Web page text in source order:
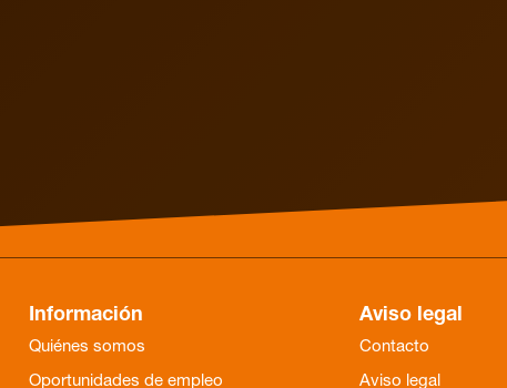
Información
Quiénes somos
Oportunidades de empleo
Aviso legal
Contacto
Aviso legal